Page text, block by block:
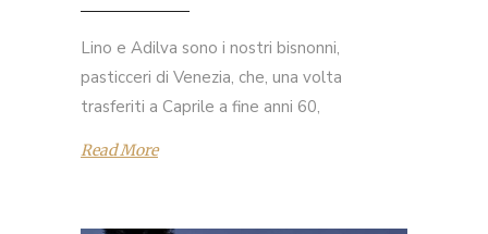
Lino e Adilva sono i nostri bisnonni,
pasticceri di Venezia, che, una volta
trasferiti a Caprile a fine anni 60,
Read More